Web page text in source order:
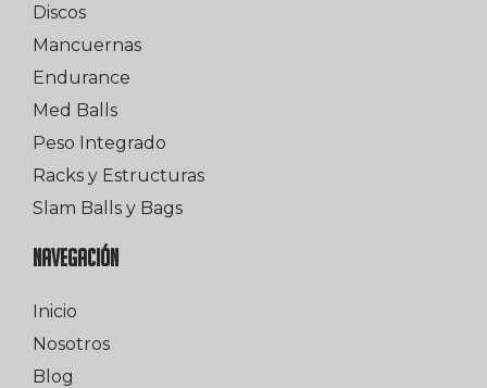
Discos
Mancuernas
Endurance
Med Balls
Peso Integrado
Racks y Estructuras
Slam Balls y Bags
NAVEGACIÓN
Inicio
Nosotros
Blog